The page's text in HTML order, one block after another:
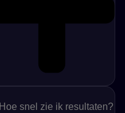
Hoe snel zie ik resultaten?